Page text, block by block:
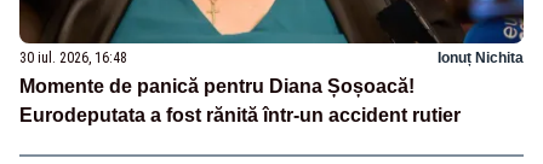
30 iul. 2026, 16:48 Ionuț Nichita
Momente de panică pentru Diana Șoșoacă!
Eurodeputata a fost rănită într-un accident rutier